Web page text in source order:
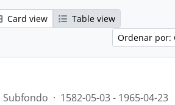
Card view
Table view
Ordenar por:
Subfondo · 1582-05-03 - 1965-04-23